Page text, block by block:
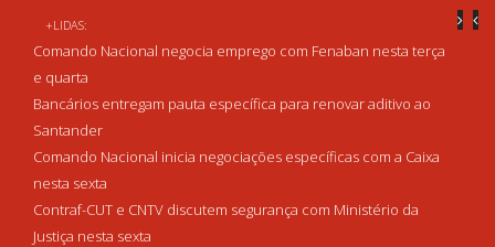
+LIDAS:
Comando Nacional negocia emprego com Fenaban nesta terça
e quarta
Bancários entregam pauta específica para renovar aditivo ao
Santander
Comando Nacional inicia negociações específicas com a Caixa
nesta sexta
Contraf-CUT e CNTV discutem segurança com Ministério da
Justiça nesta sexta